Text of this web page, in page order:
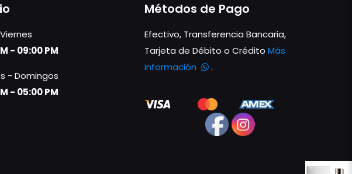
- 09:00 PM
- Domingos
- 05:00 PM
Métodos de Pago
Efectivo, Transferencia Bancaria,
Tarjeta de Débito o CréditoMás
información
.